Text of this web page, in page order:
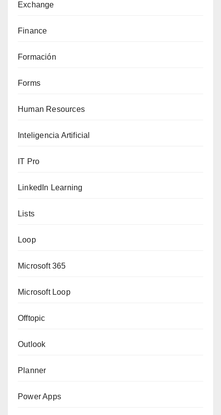
Exchange
Finance
Formación
Forms
Human Resources
Inteligencia Artificial
IT Pro
LinkedIn Learning
Lists
Loop
Microsoft 365
Microsoft Loop
Offtopic
Outlook
Planner
Power Apps